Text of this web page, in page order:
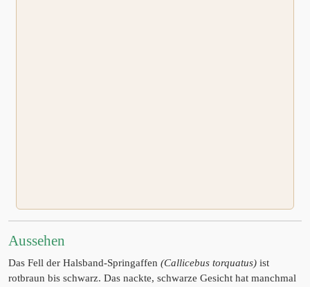
Aussehen
Das Fell der Halsband-Springaffen (Callicebus torquatus) ist
rotbraun bis schwarz. Das nackte, schwarze Gesicht hat manchmal